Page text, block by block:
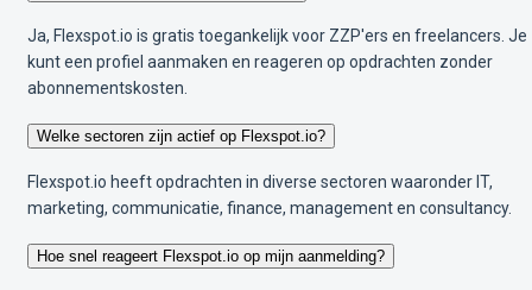
Ja, Flexspot.io is gratis toegankelijk voor ZZP'ers en freelancers. Je
kunt een profiel aanmaken en reageren op opdrachten zonder
abonnementskosten.
Welke sectoren zijn actief op Flexspot.io?
Flexspot.io heeft opdrachten in diverse sectoren waaronder IT,
marketing, communicatie, finance, management en consultancy.
Hoe snel reageert Flexspot.io op mijn aanmelding?